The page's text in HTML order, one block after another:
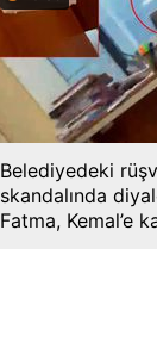
Belediyedeki
skandalında
Fatma, Kemal’e